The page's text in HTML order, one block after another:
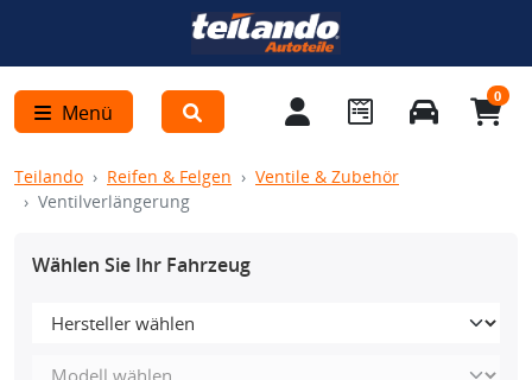
Menü
0
Teilando Reifen & Felgen
Ventile & Zubehör
Ventilverlängerung
Wählen Sie Ihr Fahrzeug